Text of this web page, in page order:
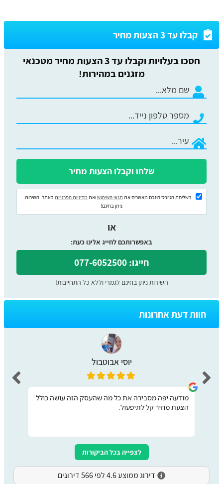
קבלו עד 3 הצעות מחיר
חסכו בעלויות וקבלו עד 3 הצעות מחיר מטכנאי
מזגנים במהירות!
בשליחת הטופס הינכם מאשרים את תנאי השימושואת מדיניות הפרטיותבאתר. השירות
ניתן בחינם!
או
באפשרותכם לחייג אלינו כעת:
חייגו: 077-6052500
השירות ניתן בחינם לגמרי וללא כל התחייבות!
חוות דעת אחרונות
יוסי אבוטבול
מודעה יפה מסבירה את כל מה שהעסק הזה עושה כולל
הצעת מחיר קל לתיפעול.
לצפייה בכל הביקורות
דירוג ממוצע 4.6 לפי 566 דירוגים